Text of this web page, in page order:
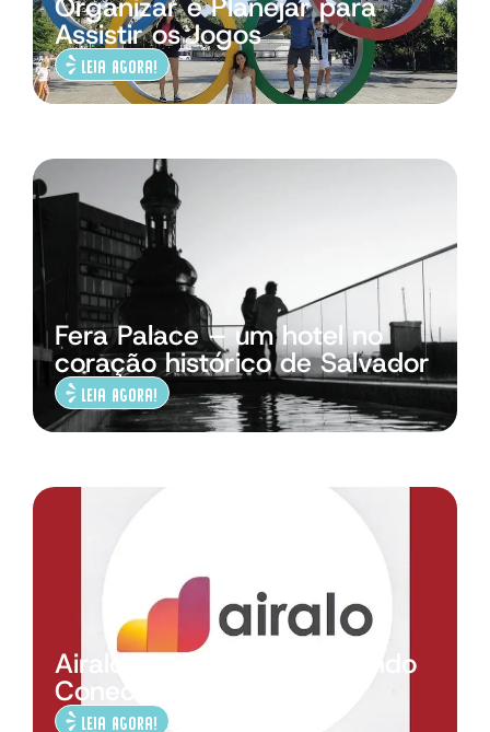
Assistir os Jogos
Leia Agora!
Fera Palace – um hotel no
coração histórico de Salvador
Leia Agora!
Airalo-Desbravando o Mundo
Conectado
Leia Agora!